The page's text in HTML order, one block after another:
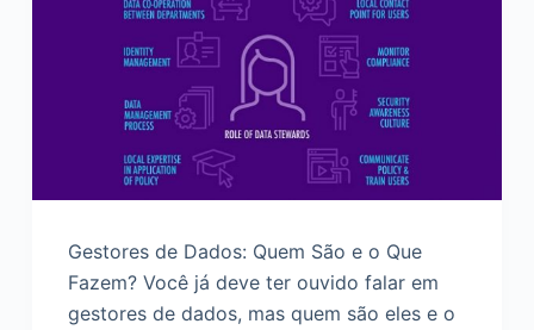
Gestores de Dados: Quem São e o Que
Fazem? Você já deve ter ouvido falar em
gestores de dados, mas quem são eles e o